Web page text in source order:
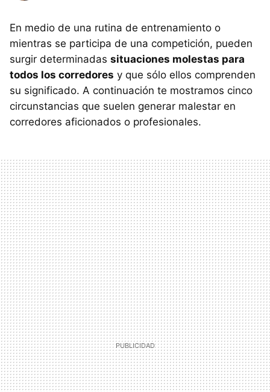
En medio de una rutina de entrenamiento o
mientras se participa de una competición, pueden
surgir determinadas situaciones molestas para
todos los corredores y que sólo ellos comprenden
su significado. A continuación te mostramos cinco
circunstancias que suelen generar malestar en
corredores aficionados o profesionales.